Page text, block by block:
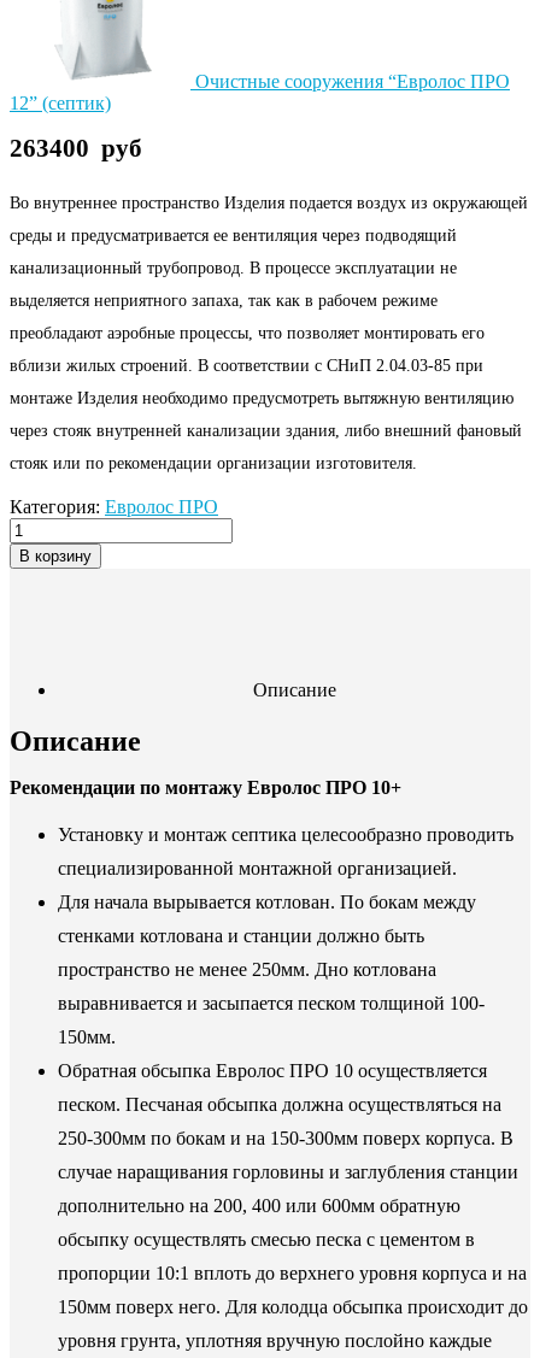
Очистные сооружения “Евролос ПРО
12” (септик)
263400 руб
Во внутреннее пространство Изделия подается воздух из окружающей
среды и предусматривается ее вентиляция через подводящий
канализационный трубопровод. В процессе эксплуатации не
выделяется неприятного запаха, так как в рабочем режиме
преобладают аэробные процессы, что позволяет монтировать его
вблизи жилых строений. В соответствии с СНиП 2.04.03-85 при
монтаже Изделия необходимо предусмотреть вытяжную вентиляцию
через стояк внутренней канализации здания, либо внешний фановый
стояк или по рекомендации организации изготовителя.
Категория: Евролос ПРО
В корзину
Описание
Описание
Рекомендации по монтажу Евролос ПРО 10+
Установку и монтаж септика целесообразно проводить
специализированной монтажной организацией.
Для начала вырывается котлован. По бокам между
стенками котлована и станции должно быть
пространство не менее 250мм. Дно котлована
выравнивается и засыпается песком толщиной 100-
150мм.
Обратная обсыпка Евролос ПРО 10 осуществляется
песком. Песчаная обсыпка должна осуществляться на
250-300мм по бокам и на 150-300мм поверх корпуса. В
случае наращивания горловины и заглубления станции
дополнительно на 200, 400 или 600мм обратную
обсыпку осуществлять смесью песка с цементом в
пропорции 10:1 вплоть до верхнего уровня корпуса и на
150мм поверх него. Для колодца обсыпка происходит до
уровня грунта, уплотняя вручную послойно каждые